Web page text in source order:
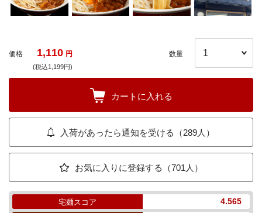
価格 1,110 円
(税込1,199円)
数量
カートに入れる
入荷があったら通知を受ける（289人）
お気に入りに登録する（701人）
宅麺スコア 4.565